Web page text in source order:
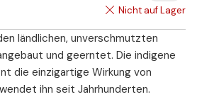
Nicht auf Lager
ländlichen, unverschmutzten
und geerntet. Die indigene
die einzigartige Wirkung von
ihn seit Jahrhunderten.